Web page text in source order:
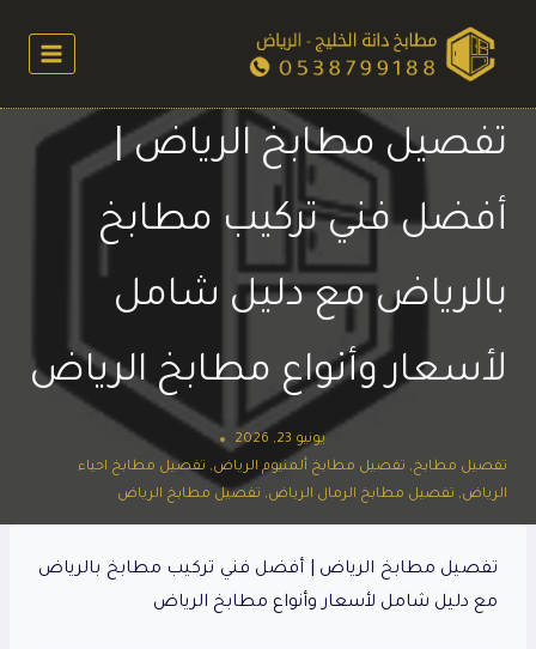
المحتوى
تفصيل مطابخ الرياض |
أفضل فني تركيب مطابخ
بالرياض مع دليل شامل
لأسعار وأنواع مطابخ الرياض
يونيو 23, 2026
تفصيل مطابخ, تفصيل مطابخ ألمنيوم الرياض, تفصيل مطابخ احياء
الرياض, تفصيل مطابخ الرمال الرياض, تفصيل مطابخ الرياض
تفصيل مطابخ الرياض | أفضل فني تركيب مطابخ بالرياض
مع دليل شامل لأسعار وأنواع مطابخ الرياض